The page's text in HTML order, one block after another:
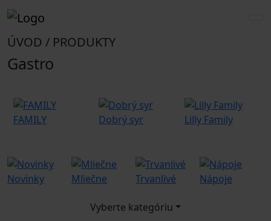
ÚVOD / PRODUKTY
Gastro
FAMILY Dobrý syr
Lilly Family
Novinky Mliečne Trvanlivé Nápoje
Vyberte kategóriu